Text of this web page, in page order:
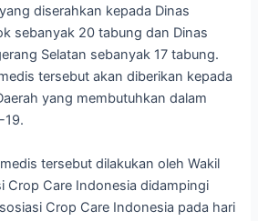
diserahkan kepada Dinas
sebanyak 20 tabung dan Dinas
Selatan sebanyak 17 tabung.
tersebut akan diberikan kepada
yang membutuhkan dalam
19.
tersebut dilakukan oleh Wakil
Crop Care Indonesia didampingi
Crop Care Indonesia pada hari